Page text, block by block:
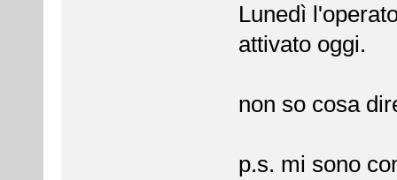
Lunedì
attivato oggi.
non so cosa
p.s. mi sono